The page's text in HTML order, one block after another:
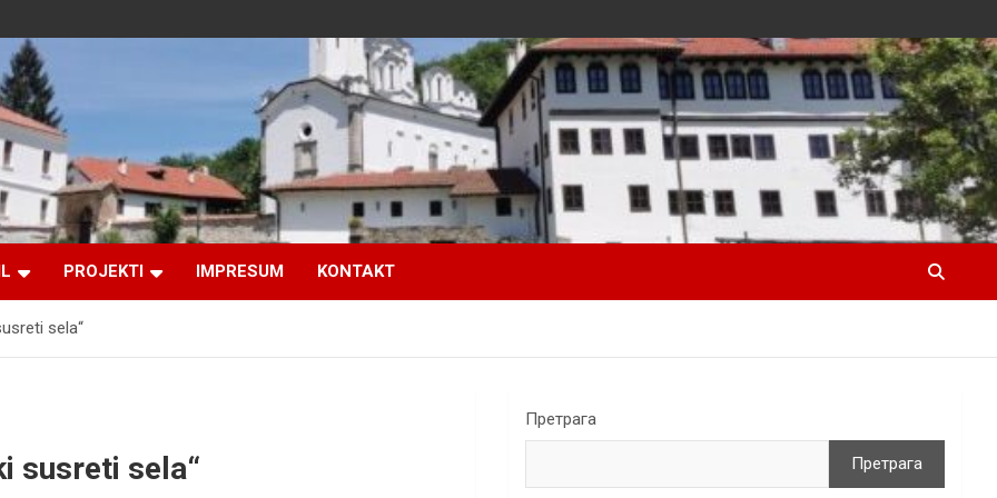
PROJEKTI IMPRESUM KONTAKT
sela“
susreti sela“
Претрага
Претрага